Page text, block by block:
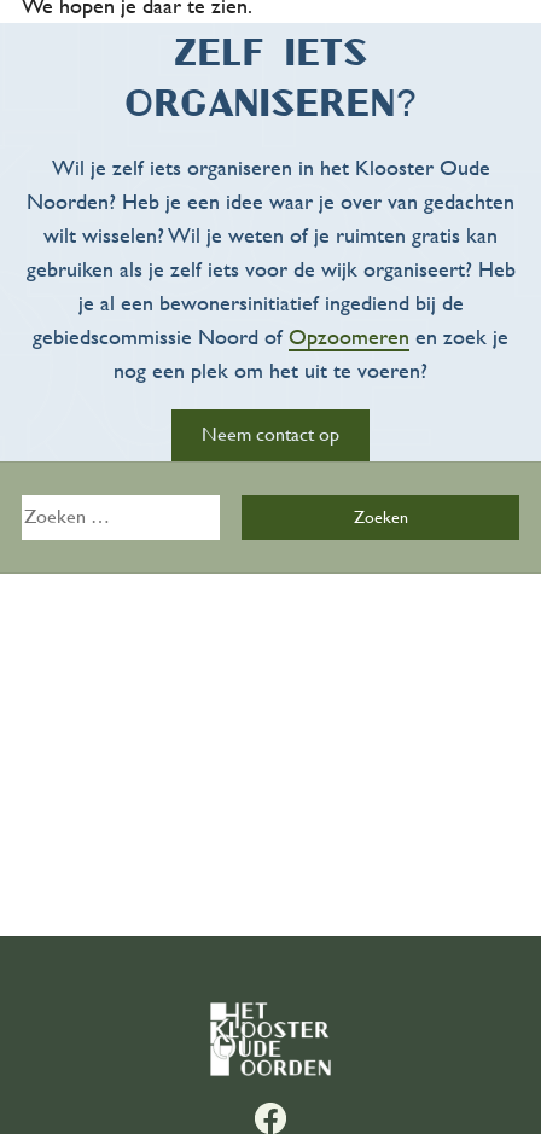
We hopen je daar te zien.
Zelf iets
organiseren?
Wil je zelf iets organiseren in het Klooster Oude
Noorden? Heb je een idee waar je over van gedachten
wilt wisselen? Wil je weten of je ruimten gratis kan
gebruiken als je zelf iets voor de wijk organiseert? Heb
je al een bewonersinitiatief ingediend bij de
gebiedscommissie Noord ofOpzoomeren en zoek je
nog een plek om het uit te voeren?
Neem contact op
Over ons
Organisatie
Onze geschiedenis
Ons team
Partners
Contact
Zoeken
naar: